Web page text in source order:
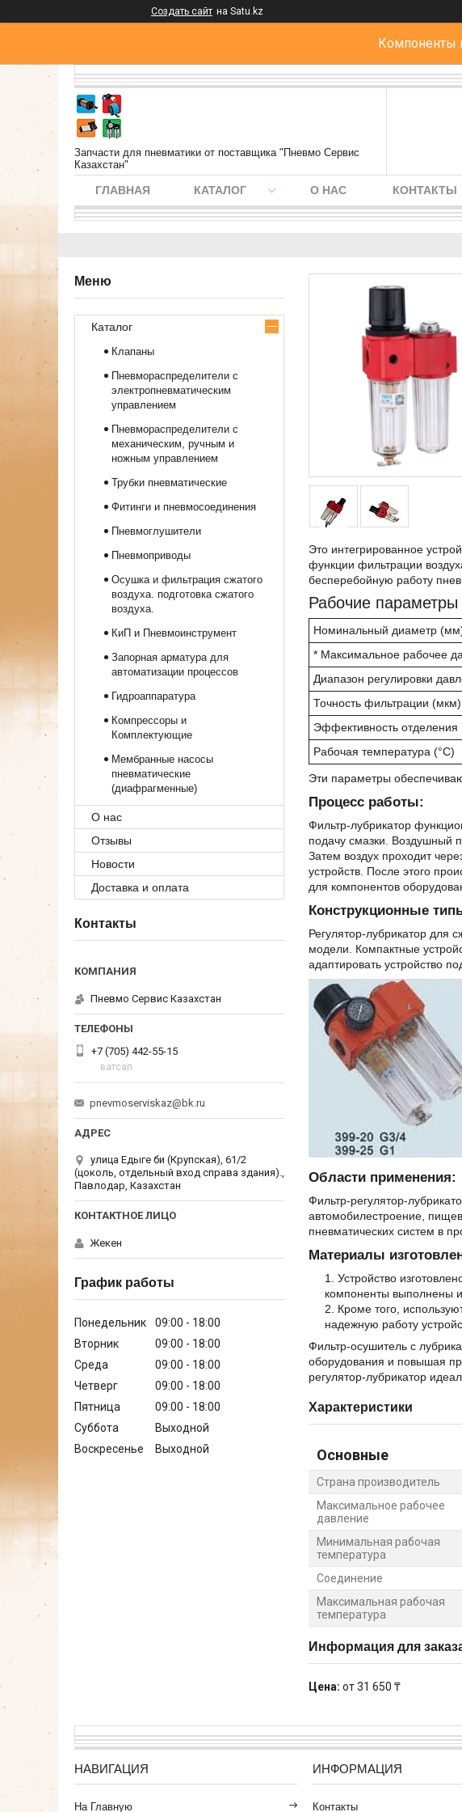
Создать сайт на Satu.kz
Компоненты
Запчасти для пневматики от поставщика "Пневмо Сервис
Казахстан"
ГЛАВНАЯ КАТАЛОГ О НАС КОНТАКТЫ
Это интегрированное
функции фильтрации
бесперебойную работу
Рабочие параметры
Номинальный диаметр
* Максимальное рабочее
Диапазон регулировки
Точность фильтрации (мкм)
Эффективность отделения
Рабочая температура (°C)
Эти параметры
Процесс работы:
Фильтр-лубрикатор
подачу смазки. Воздушный
Затем воздух проходит
устройств. После этого
для компонентов
Конструкционные
Регулятор-лубрикатор для
модели. Компактные
адаптировать устройство
Области применения:
Фильтр-регулятор-
автомобилестроение,
пневматических систем в
Материалы
Устройство
компоненты выполнены
Кроме того,
надежную работу
Фильтр-осушитель с
оборудования и повышая
регулятор-лубрикатор
Характеристики
Основные
Страна производитель
Максимальное рабочее
давление
Минимальная рабочая
температура
Соединение
Максимальная рабочая
температура
Информация для
Цена: от 31 650 ₸
Каталог
Клапаны
Пневмораспределители с
электропневматическим
управлением
Пневмораспределители с
механическим, ручным и
ножным управлением
Трубки пневматические
Фитинги и пневмосоединения
Пневмоглушители
Пневмоприводы
Осушка и фильтрация сжатого
воздуха. подготовка сжатого
воздуха.
КиП и Пневмоинструмент
Запорная арматура для
автоматизации процессов
Гидроаппаратура
Компрессоры и
Комплектующие
Мембранные насосы
пневматические
(диафрагменные)
О нас
Отзывы
Новости
Доставка и оплата
Контакты
Пневмо Сервис Казахстан
+7 (705) 442-55-15
ватсап
pnevmoserviskaz@bk.ru
улица Едыге би (Крупская), 61/2
(цоколь, отдельный вход справа здания).,
Павлодар, Казахстан
Жекен
График работы
Понедельник 09:00
18:00
Вторник
09:00
18:00
Среда
09:00
18:00
Четверг
09:00
18:00
Пятница
09:00
18:00
Суббота
Выходной
Воскресенье
Выходной
НАВИГАЦИЯ
На Главную
ИНФОРМАЦИЯ
Контакты